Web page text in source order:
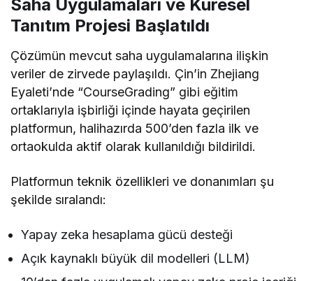
Saha Uygulamaları ve Küresel
Tanıtım Projesi Başlatıldı
Çözümün mevcut saha uygulamalarına ilişkin
veriler de zirvede paylaşıldı. Çin’in Zhejiang
Eyaleti’nde “CourseGrading” gibi eğitim
ortaklarıyla işbirliği içinde hayata geçirilen
platformun, halihazırda 500’den fazla ilk ve
ortaokulda aktif olarak kullanıldığı bildirildi.
Platformun teknik özellikleri ve donanımları şu
şekilde sıralandı:
Yapay zeka hesaplama gücü desteği
Açık kaynaklı büyük dil modelleri (LLM)